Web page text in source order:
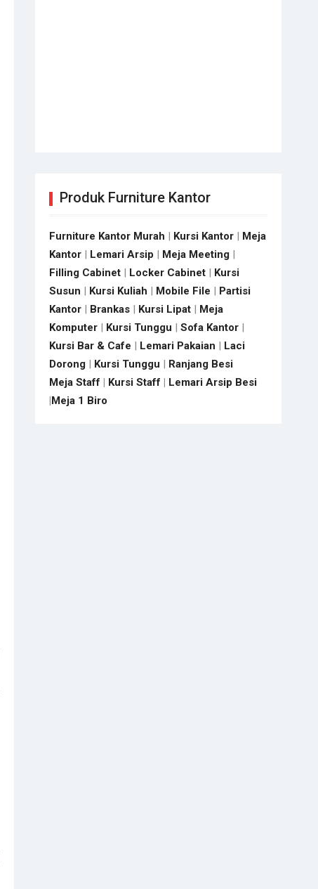
Produk Furniture Kantor
Furniture Kantor Murah | Kursi Kantor | Meja
Kantor | Lemari Arsip | Meja Meeting |
Filling Cabinet | Locker Cabinet | Kursi
Susun | Kursi Kuliah | Mobile File | Partisi
Kantor | Brankas | Kursi Lipat | Meja
Komputer | Kursi Tunggu | Sofa Kantor |
Kursi Bar & Cafe | Lemari Pakaian | Laci
Dorong | Kursi Tunggu | Ranjang Besi
Meja Staff | Kursi Staff | Lemari Arsip Besi
|Meja 1 Biro